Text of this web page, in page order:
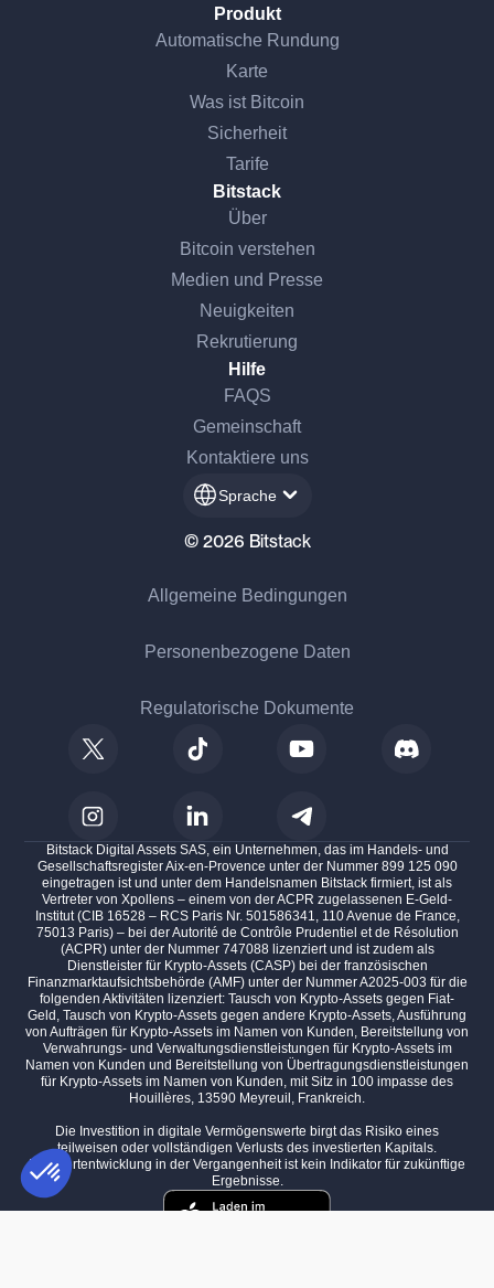
Produkt
Automatische Rundung
Karte
Was ist Bitcoin
Sicherheit
Tarife
Bitstack
Über
Bitcoin verstehen
Medien und Presse
Neuigkeiten
Rekrutierung
Hilfe
FAQS
Gemeinschaft
Kontaktiere uns
Sprache
© 2026 Bitstack
Allgemeine Bedingungen
Personenbezogene Daten
Regulatorische Dokumente
Bitstack Digital Assets SAS, ein Unternehmen, das im Handels- und
Gesellschaftsregister Aix-en-Provence unter der Nummer 899 125 090
eingetragen ist und unter dem Handelsnamen Bitstack firmiert, ist als
Vertreter von Xpollens – einem von der ACPR zugelassenen E-Geld-
Institut (CIB 16528 – RCS Paris Nr. 501586341, 110 Avenue de France,
75013 Paris) – bei der Autorité de Contrôle Prudentiel et de Résolution
(ACPR) unter der Nummer 747088 lizenziert und ist zudem als
Dienstleister für Krypto-Assets (CASP) bei der französischen
Finanzmarktaufsichtsbehörde (AMF) unter der Nummer A2025-003 für die
folgenden Aktivitäten lizenziert: Tausch von Krypto-Assets gegen Fiat-
Geld, Tausch von Krypto-Assets gegen andere Krypto-Assets, Ausführung
von Aufträgen für Krypto-Assets im Namen von Kunden, Bereitstellung von
Verwahrungs- und Verwaltungsdienstleistungen für Krypto-Assets im
Namen von Kunden und Bereitstellung von Übertragungsdienstleistungen
für Krypto-Assets im Namen von Kunden, mit Sitz in 100 impasse des
Houillères, 13590 Meyreuil, Frankreich.
Die Investition in digitale Vermögenswerte birgt das Risiko eines
teilweisen oder vollständigen Verlusts des investierten Kapitals.
Die Wertentwicklung in der Vergangenheit ist kein Indikator für zukünftige
Ergebnisse.